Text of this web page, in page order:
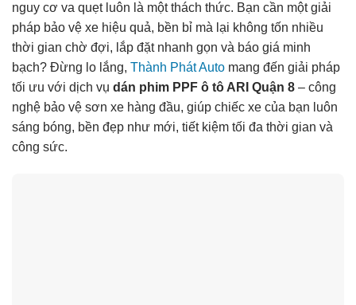
nguy cơ va quẹt luôn là một thách thức. Bạn cần một giải
pháp bảo vệ xe hiệu quả, bền bỉ mà lại không tốn nhiều
thời gian chờ đợi, lắp đặt nhanh gọn và báo giá minh
bạch? Đừng lo lắng, Thành Phát Auto mang đến giải pháp
tối ưu với dịch vụ dán phim PPF ô tô ARI Quận 8 – công
nghệ bảo vệ sơn xe hàng đầu, giúp chiếc xe của bạn luôn
sáng bóng, bền đẹp như mới, tiết kiệm tối đa thời gian và
công sức.